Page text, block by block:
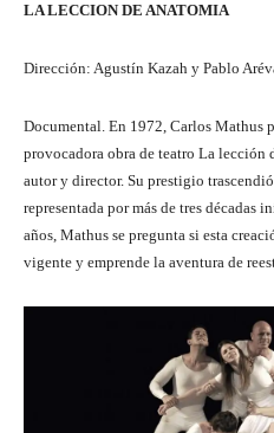
LA LECCION DE ANATOMIA
Dirección: Agustín Kazah y Pablo
Documental. En 1972, Carlos Mathus
provocadora obra de teatro La lección
autor y director. Su prestigio
representada por más de tres décadas
años, Mathus se pregunta si esta
vigente y emprende la aventura de